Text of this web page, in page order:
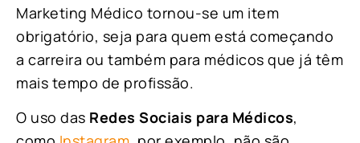
Marketing Médico tornou-se um item
obrigatório, seja para quem está começando
a carreira ou também para médicos que já têm
mais tempo de profissão.
O uso das Redes Sociais para Médicos,